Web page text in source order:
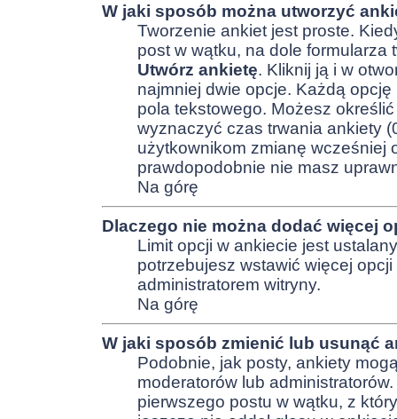
W jaki sposób można utworzyć
Tworzenie ankiet jest proste.
post w wątku, na dole
Utwórz ankietę. Kliknij ją i w
najmniej dwie opcje. Każdą
pola tekstowego. Możesz
wyznaczyć czas trwania ankiety
użytkownikom zmianę wcześniej
prawdopodobnie nie masz
Na górę
Dlaczego nie można dodać więcej
Limit opcji w ankiecie jest
potrzebujesz wstawić więcej
administratorem witryny.
Na górę
W jaki sposób zmienić lub usunąć
Podobnie, jak posty, ankiety
moderatorów lub
pierwszego postu w wątku, z